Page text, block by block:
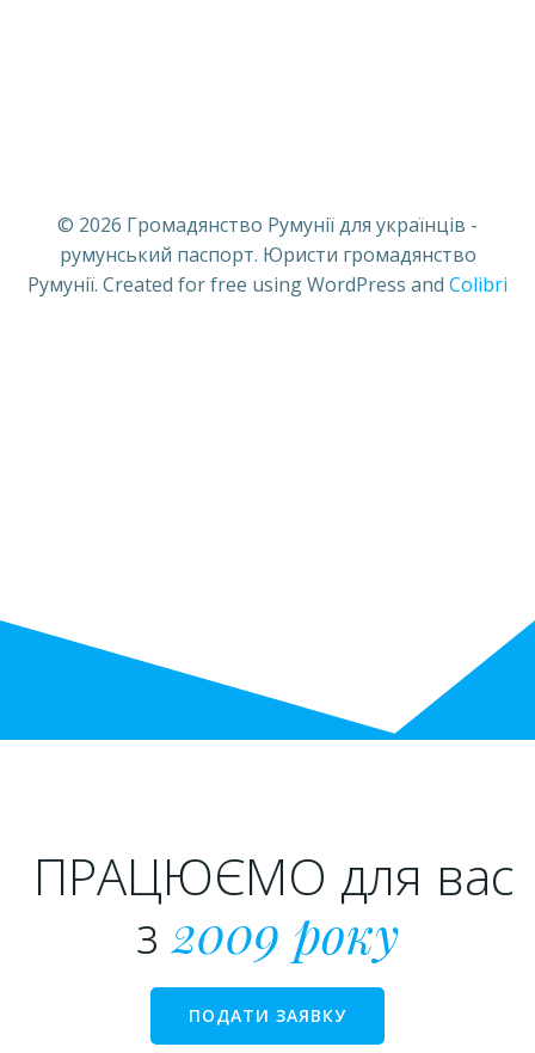
© 2026 Громадянство Румунії для українців -
румунський паспорт. Юристи громадянство
Румунії. Created for free using WordPress and Colibri
ПРАЦЮЄМО для вас
з2009 року
ПОДАТИ ЗАЯВКУ